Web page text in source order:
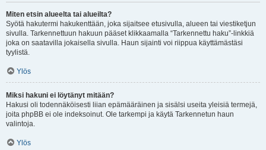
Miten etsin alueelta tai alueilta?
Syötä hakutermi hakukenttään, joka sijaitsee etusivulla, alueen tai viestiketjun
sivulla. Tarkennettuun hakuun pääset klikkaamalla “Tarkennettu haku”-linkkiä
joka on saatavilla jokaisella sivulla. Haun sijainti voi riippua käyttämästäsi
tyylistä.
Ylös
Miksi hakuni ei löytänyt mitään?
Hakusi oli todennäköisesti liian epämääräinen ja sisälsi useita yleisiä termejä,
joita phpBB ei ole indeksoinut. Ole tarkempi ja käytä Tarkennetun haun
valintoja.
Ylös